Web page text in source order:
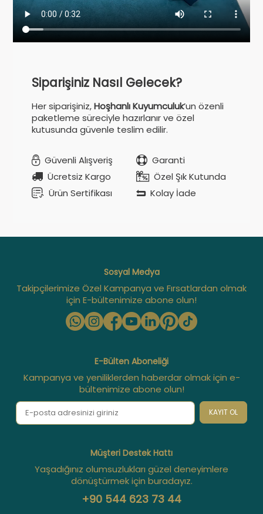
Siparişiniz Nasıl Gelecek?
Her siparişiniz,Hoşhanlı Kuyumculuk’un özenli
paketleme süreciyle hazırlanır ve özel
kutusunda güvenle teslim edilir.
Güvenli Alışveriş
Garanti
Ücretsiz Kargo
Özel Şık Kutunda
Ürün Sertifikası
Kolay İade
Sosyal Medya
Takipçilerimize Özel Kampanya ve Fırsatlardan olmak
için E-bültenimize abone olun!
E-Bülten Aboneliği
Kampanya ve yeniliklerden haberdar olmak için e-
bültenimize abone olun!
KAYIT OL
Müşteri Destek Hattı
Yaşadığınız olumsuzlukları güzel deneyimlere
dönüştürmek için buradayız.
+90 544 623 73 44